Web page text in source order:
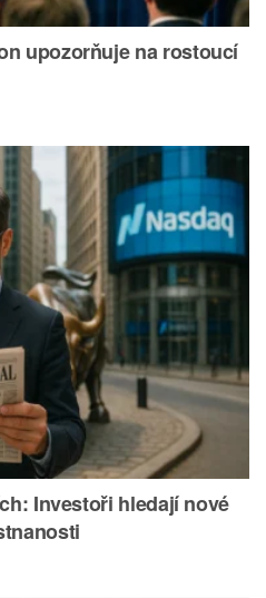
upozorňuje na rostoucí
Investoři hledají nové